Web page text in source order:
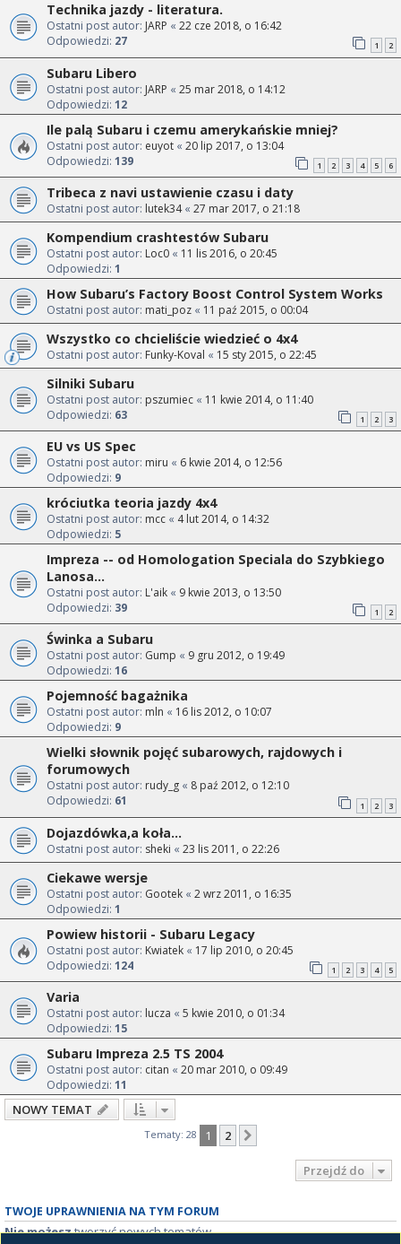
Technika jazdy - literatura.
Ostatni post autor: JARP « 22 cze 2018, o 16:42
Odpowiedzi: 27 1 2
Subaru Libero
Ostatni post autor: JARP « 25 mar 2018, o 14:12
Odpowiedzi: 12
Ile palą Subaru i czemu amerykańskie mniej?
Ostatni post autor: euyot « 20 lip 2017, o 13:04
Odpowiedzi: 139 1 2 3 4 5 6
Tribeca z navi ustawienie czasu i daty
Ostatni post autor: lutek34« 27 mar 2017, o 21:18
Kompendium crashtestów Subaru
Ostatni post autor: Loc0 « 11 lis 2016, o 20:45
Odpowiedzi: 1
How Subaru’s Factory Boost Control System Works
Ostatni post autor: mati_poz « 11 paź 2015, o 00:04
Wszystko co chcieliście wiedzieć o 4x4
Ostatni post autor: Funky-Koval « 15 sty 2015, o 22:45
Silniki Subaru
Ostatni post autor: pszumiec « 11 kwie 2014, o 11:40
Odpowiedzi: 63 1 2 3
EU vs US Spec
Ostatni post autor: miru « 6 kwie 2014, o 12:56
Odpowiedzi: 9
króciutka teoria jazdy 4x4
Ostatni post autor: mcc « 4 lut 2014, o 14:32
Odpowiedzi: 5
Impreza -- od Homologation Speciala do Szybkiego
Lanosa...
Ostatni post autor: L'aik « 9 kwie 2013, o 13:50
Odpowiedzi: 39 1 2
Świnka a Subaru
Ostatni post autor: Gump « 9 gru 2012, o 19:49
Odpowiedzi: 16
Pojemność bagażnika
Ostatni post autor: mln « 16 lis 2012, o 10:07
Odpowiedzi: 9
Wielki słownik pojęć subarowych, rajdowych i
forumowych
Ostatni post autor: rudy_g « 8 paź 2012, o 12:10
Odpowiedzi: 61 1 2 3
Dojazdówka,a koła...
Ostatni post autor: sheki « 23 lis 2011, o 22:26
Ciekawe wersje
Ostatni post autor: Gootek « 2 wrz 2011, o 16:35
Odpowiedzi: 1
Powiew historii - Subaru Legacy
Ostatni post autor: Kwiatek « 17 lip 2010, o 20:45
Odpowiedzi: 124 1 2 3 4 5
Varia
Ostatni post autor: lucza « 5 kwie 2010, o 01:34
Odpowiedzi: 15
Subaru Impreza 2.5 TS 2004
Ostatni post autor: citan « 20 mar 2010, o 09:49
Odpowiedzi: 11
NOWY TEMAT
Tematy: 28 1 2
Przejdź do
TWOJE UPRAWNIENIA NA TYM FORUM
Nie możesztworzyć nowych tematów